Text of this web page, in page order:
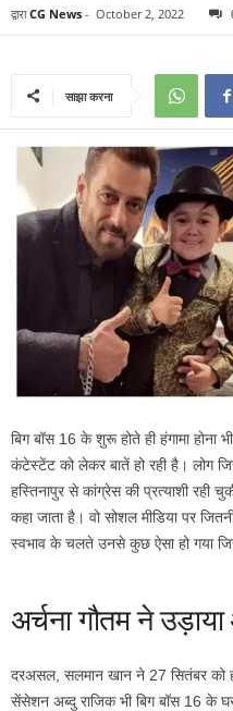
द्वारा CG News - October 2, 2022
साझा करना
बिग बॉस 16 के शुरू होते ही हंगामा
कंटेस्टेंट को लेकर बातें हो रही है। लोग
हस्तिनापुर से कांग्रेस की प्रत्याशी रही
कहा जाता है। वो सोशल मीडिया पर
स्वभाव के चलते उनसे कुछ ऐसा हो गया
अर्चना गौतम ने
दरअसल, सलमान खान ने 27 सितंबर को
सेंसेशन अब्दु राजिक भी बिग बॉस 16